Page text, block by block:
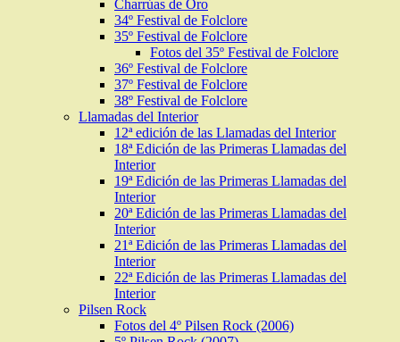
Charrúas de Oro
34º Festival de Folclore
35º Festival de Folclore
Fotos del 35º Festival de Folclore
36º Festival de Folclore
37º Festival de Folclore
38º Festival de Folclore
Llamadas del Interior
12ª edición de las Llamadas del Interior
18ª Edición de las Primeras Llamadas del
Interior
19ª Edición de las Primeras Llamadas del
Interior
20ª Edición de las Primeras Llamadas del
Interior
21ª Edición de las Primeras Llamadas del
Interior
22ª Edición de las Primeras Llamadas del
Interior
Pilsen Rock
Fotos del 4º Pilsen Rock (2006)